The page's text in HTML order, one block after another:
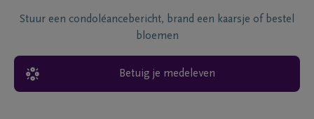
Stuur een condoléancebericht, brand een kaarsje of bestel
bloemen
Betuig je medeleven